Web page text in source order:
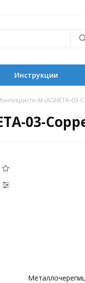
Инструкции
M (AGNETA-03-
03-